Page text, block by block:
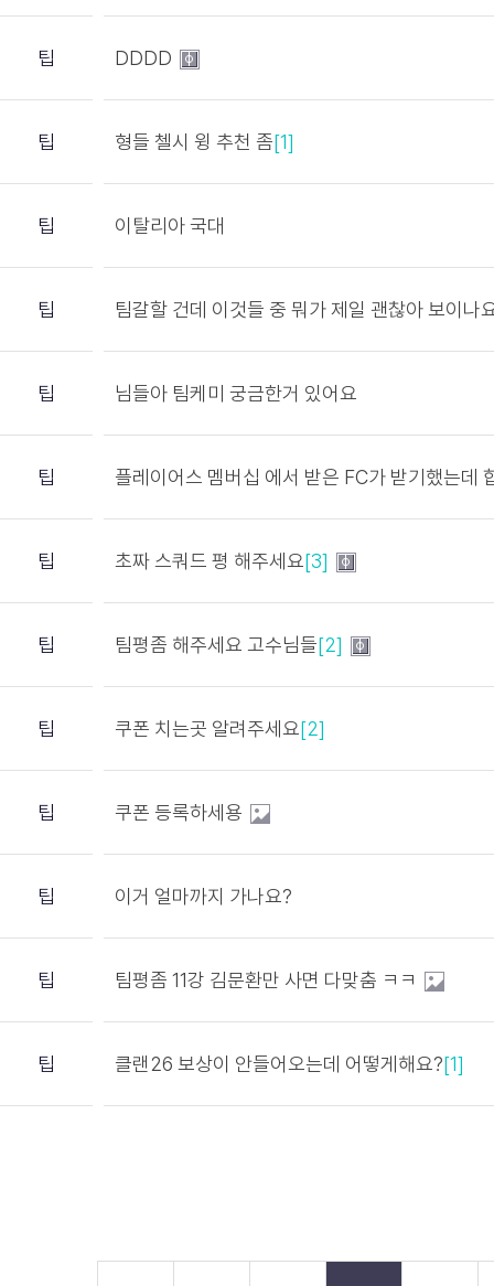
팁 DDDD
팁 형들 첼시 윙 추천 좀[1]
팁 이탈리아 국대
팁 팀갈할 건데 이것들 중 뭐가 제일 괜찮아 보이나
팁 님들아 팀케미 궁금한거 있어요
팁 플레이어스 멤버십 에서 받은 FC가 받기했는데
팁 초짜 스쿼드 평 해주세요[3]
팁 팀평좀 해주세요 고수님들[2]
팁 쿠폰 치는곳 알려주세요[2]
팁 쿠폰 등록하세용
팁 이거 얼마까지 가나요?
팁 팀평좀 11강 김문환만 사면 다맞춤 ㅋㅋ
팁 클랜26 보상이 안들어오는데 어떻게해요?[1]